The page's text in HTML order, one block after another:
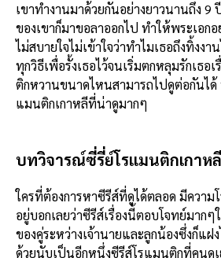
เขาทำงานมาด้วยกันอย่างยาวนานถึง
ของเขาก็มาขอลาออกไป ทำให้พระเอกอ
ไม่สบายใจไม่เข้าใจว่าทำไมเธอถึงทิ้งง
ทุกวิธีเพื่อรั้งเธอไว้จนเริ่มตกหลุมรักเธอ
ติกหวานขนาดไหนสามารถไปดูต่อกันได้
แมนติกเกาหลีที่น่าดูมากๆ
บทวิจารณ์ซี่รี่ย์โรแมนติกเกาห
ใครที่ต้องการหาซีรีส์ที่ดูได้ตลอด มีควา
อยู่บอกเลยว่าซีรีส์เรื่องนี้ตอบโจทย์มาก
ของคู่ระหว่างเจ้านายและลูกน้องซึ่งก็แฝ
ด้วยนับเป็นอีกหนึ่งซีรีส์โรแมนติกที่คนดูเ